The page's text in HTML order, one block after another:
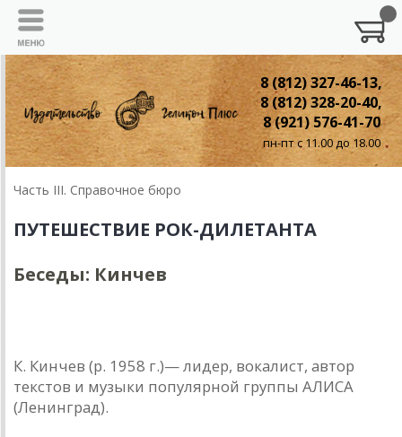
8 (812) 327-46-13,
8 (812) 328-20-40,
8 (921) 576-41-70
пн-пт с 11.00 до 18.00
Часть III. Справочное бюро
ПУТЕШЕСТВИЕ РОК-ДИЛЕТАНТА
Беседы: Кинчев
К. Кинчев (р. 1958 г.)— лидер, вокалист, автор
текстов и музыки популярной группы АЛИСА
(Ленинград).